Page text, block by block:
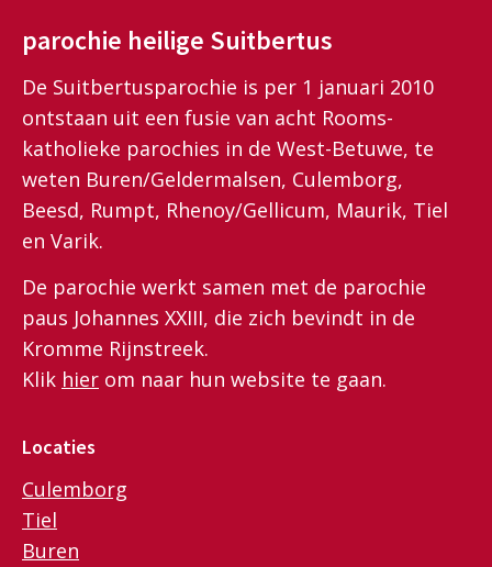
parochie heilige Suitbertus
De Suitbertusparochie is per 1 januari 2010
ontstaan uit een fusie van acht Rooms-
katholieke parochies in de West-Betuwe, te
weten Buren/Geldermalsen, Culemborg,
Beesd, Rumpt, Rhenoy/Gellicum, Maurik, Tiel
en Varik.
De parochie werkt samen met de parochie
paus Johannes XXIII, die zich bevindt in de
Kromme Rijnstreek.
Klik hier om naar hun website te gaan.
Locaties
Culemborg
Tiel
Buren